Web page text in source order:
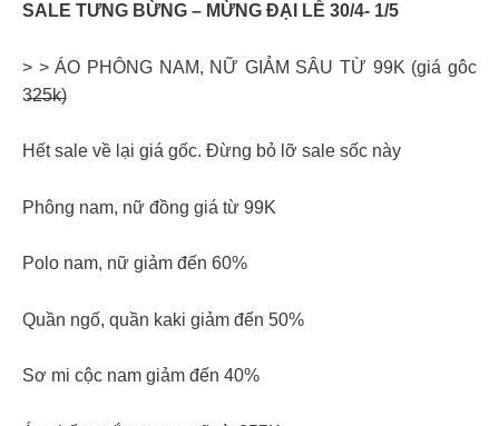
SALE TƯNG BỪNG – MỪNG ĐẠI LỄ 30/4- 1/5
> > ÁO PHÔNG NAM, NỮ GIẢM SÂU TỪ 99K (giá gôc
3̶2̶5̶k̶)
Hết sale về lại giá gốc. Đừng bỏ lỡ sale sốc này
Phông nam, nữ đồng giá từ 99K
Polo nam, nữ giảm đến 60%
Quần ngố, quần kaki giảm đến 50%
Sơ mi cộc nam giảm đến 40%